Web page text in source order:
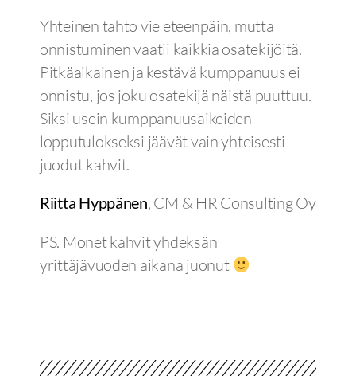
Yhteinen tahto vie eteenpäin, mutta
onnistuminen vaatii kaikkia osatekijöitä.
Pitkäaikainen ja kestävä kumppanuus ei
onnistu, jos joku osatekijä näistä puuttuu.
Siksi usein kumppanuusaikeiden
lopputulokseksi jäävät vain yhteisesti
juodut kahvit.
Riitta Hyppänen, CM & HR Consulting Oy
PS. Monet kahvit yhdeksän
yrittäjävuoden aikana juonut